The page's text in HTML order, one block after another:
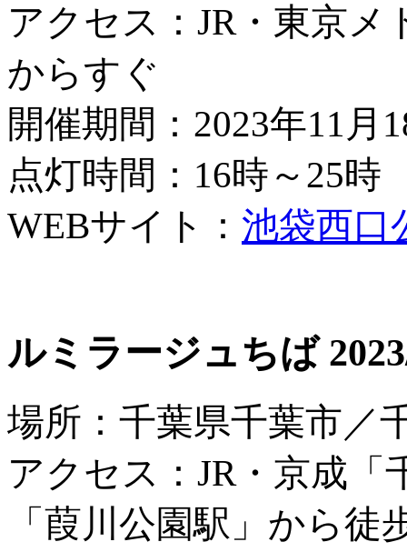
アクセス：JR・東京
からすぐ
開催期間：2023年11月
点灯時間：16時～25時
WEBサイト： 池袋西口
ルミラージュちば
場所：千葉県千葉市／
アクセス：JR・京成
「葭川公園駅」から徒